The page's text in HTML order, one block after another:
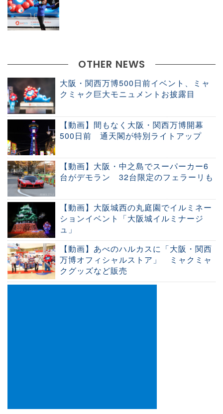
OTHER NEWS
大阪・関西万博500日前イベント、ミャ
クミャク巨大モニュメントお披露目
【動画】間もなく大阪・関西万博開幕
500日前 通天閣が特別ライトアップ
【動画】大阪・中之島でスーパーカー6
台がデモラン 32台限定のフェラーリも
【動画】大阪城西の丸庭園でイルミネー
ションイベント「大阪城イルミナージ
ュ」
【動画】あべのハルカスに「大阪・関西
万博オフィシャルストア」 ミャクミャ
クグッズなど販売